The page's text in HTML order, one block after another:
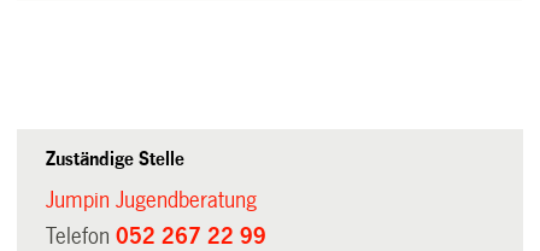
Zuständige Stelle
Jumpin Jugendberatung
Telefon052 267 22 99